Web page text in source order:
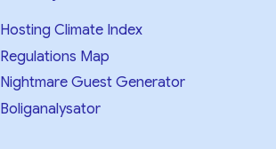
Hosting Climate Index
Regulations Map
Nightmare Guest Generator
Boliganalysator